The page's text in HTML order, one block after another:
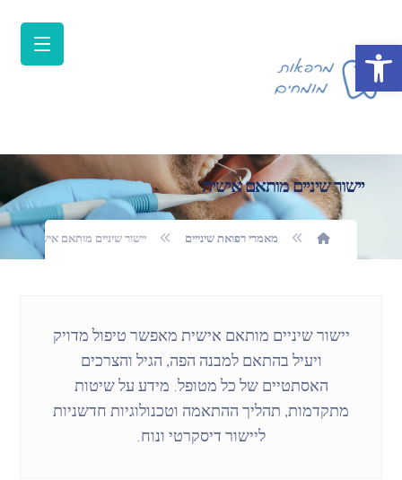
פתח סרגל נגישות
יישור שיניים מותאם אישית
מאמרי רפואת שינייים יישור שיניים מותאם אישית
יישור שיניים מותאם אישית מאפשר טיפול מדויק
ויעיל בהתאם למבנה הפה, הגיל והצרכים
האסתטיים של כל מטופל. מידע על שיטות
מתקדמות, תהליך ההתאמה וטכנולוגיות חדשניות
ליישור דיסקרטי ונוח.